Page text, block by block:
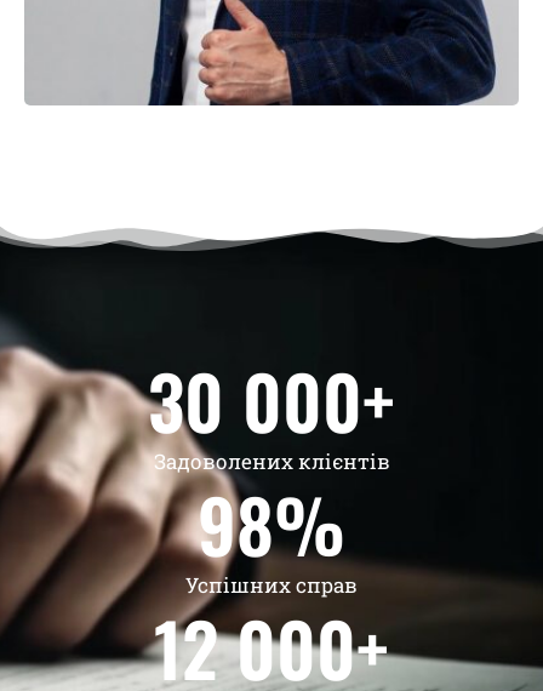
Задоволених клієнтів
30 000+
Успішних справ
98%
12 000+